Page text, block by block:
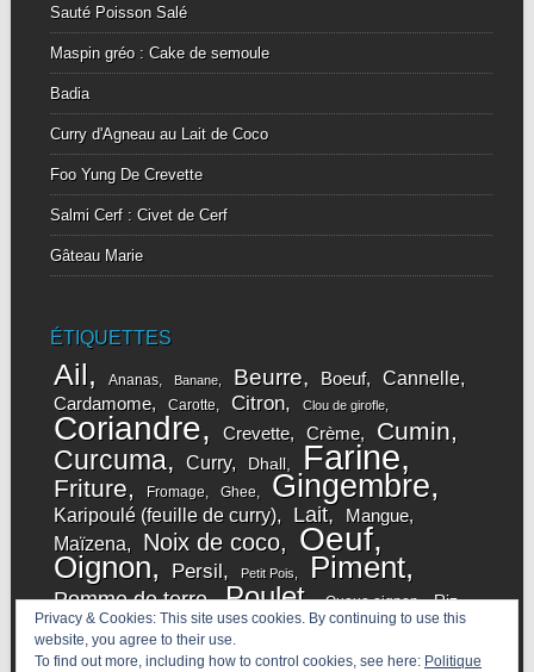
Sauté Poisson Salé
Maspin gréo : Cake de semoule
Badia
Curry d'Agneau au Lait de Coco
Foo Yung De Crevette
Salmi Cerf : Civet de Cerf
Gâteau Marie
ÉTIQUETTES
Ail Ananas Banane Beurre Boeuf Cannelle
Cardamome Carotte Citron Clou de girofle
Coriandre Crevette Crème Cumin
Curcuma Curry Dhall Farine
Friture Fromage Ghee Gingembre
Karipoulé (feuille de curry) Lait Mangue
Maïzena Noix de coco Oeuf
Oignon Persil Petit Pois Piment
Pomme de terre Poulet Queue oignon Riz
Sauce soja Sucre Sucre de Cane
Tamarin Thym Tomate Vanille Yaourt
Privacy & Cookies: This site uses cookies. By continuing to use this
website, you agree to their use.
To find out more, including how to control cookies, see here: Politique